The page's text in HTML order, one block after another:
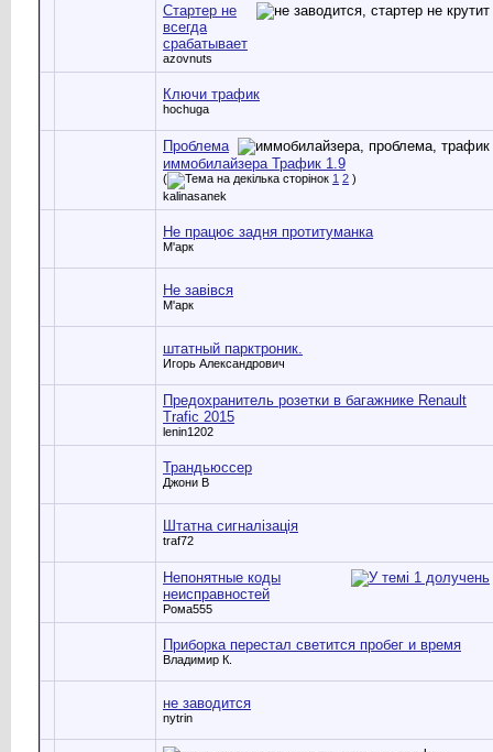
Стартер не
всегда
срабатывает
azovnuts
Ключи трафик
hochuga
Проблема
иммобилайзера Трафик 1.9
( 1 2 )
kalinasanek
Не працює задня протитуманка
М'арк
Не завівся
М'арк
штатный парктроник.
Игорь Александрович
Предохранитель розетки в багажнике Renault
Trafic 2015
lenin1202
Трандьюссер
Джони В
Штатна сигналізація
traf72
Непонятные коды
неисправностей
Рома555
Приборка перестал светится пробег и время
Владимир К.
не заводится
nytrin